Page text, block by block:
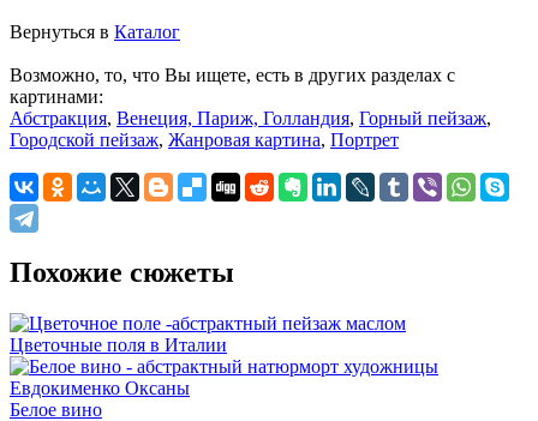
Вернуться в Каталог
Возможно, то, что Вы ищете, есть в других разделах с
картинами:
Абстракция, Венеция, Париж, Голландия, Горный пейзаж,
Городской пейзаж, Жанровая картина, Портрет
Похожие сюжеты
Цветочные поля в Италии
Белое вино